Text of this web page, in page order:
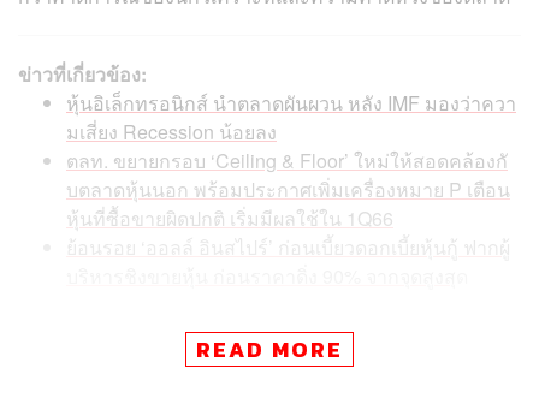
ข่าวที่เกี่ยวข้อง:
หุ้นอิเล็กทรอนิกส์ นำตลาดผันผวน หลัง IMF มองว่าควา
มเสี่ยง Recession น้อยลง
ตลท. ขยายกรอบ ‘Ceiling & Floor’ ใหม่ให้สอดคล้องกั
บตลาดหุ้นนอก พร้อมประกาศเพิ่มเครื่องหมาย P เตือน
หุ้นที่ซื้อขายผิดปกติ เริ่มมีผลใช้ใน 1Q66
ย้อนรอย ‘ออลล์ อินสไปร์’ ก่อนเบี้ยวดอกเบี้ยหุ้นกู้ ฟากผู้
งบแบงก์ปี 65 แย่กว่าคาดREAD MORE